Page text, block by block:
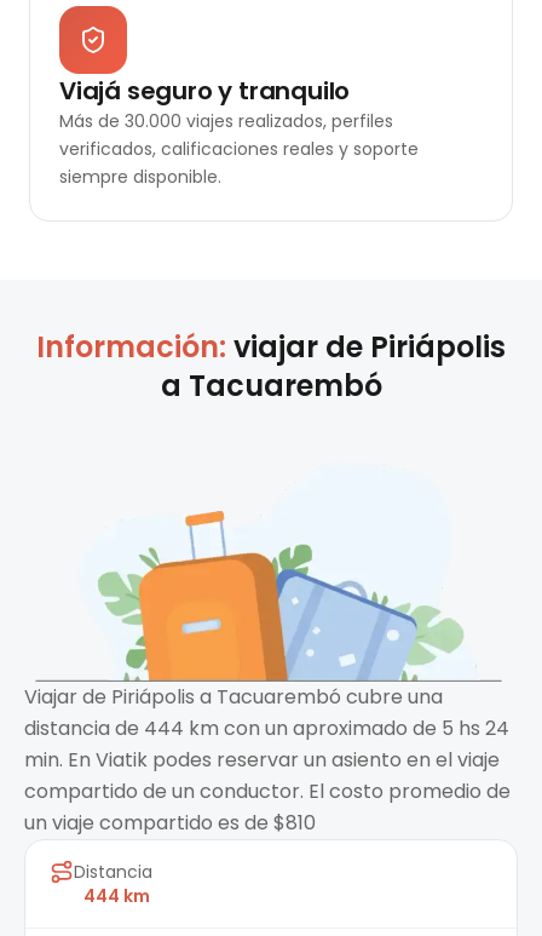
Viajá seguro y tranquilo
Más de 30.000 viajes realizados, perfiles
verificados, calificaciones reales y soporte
siempre disponible.
Información: viajar de Piriápolis
a Tacuarembó
Viajar de Piriápolis a Tacuarembó cubre una
distancia de 444 km con un aproximado de 5 hs 24
min. En Viatik podes reservar un asiento en el viaje
compartido de un conductor. El costo promedio de
un viaje compartido es de $810
Distancia
444 km